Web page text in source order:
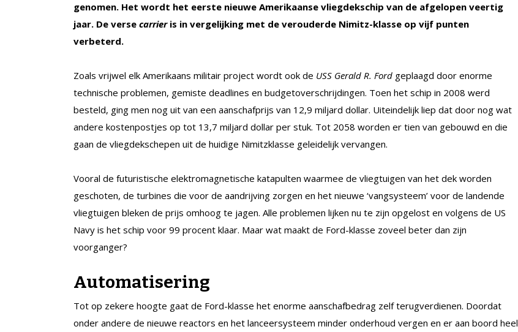
genomen. Het wordt het eerste nieuwe Amerikaanse vliegdekschip van de afgelopen veertig
jaar. De verse carrieris in vergelijking met de verouderde Nimitz-klasse op vijf punten
verbeterd.
Zoals vrijwel elk Amerikaans militair project wordt ook de USS Gerald R. Ford geplaagd door enorme
technische problemen, gemiste deadlines en budgetoverschrijdingen. Toen het schip in 2008 werd
besteld, ging men nog uit van een aanschafprijs van 12,9 miljard dollar. Uiteindelijk liep dat door nog wat
andere kostenpostjes op tot 13,7 miljard dollar per stuk. Tot 2058 worden er tien van gebouwd en die
gaan de vliegdekschepen uit de huidige Nimitzklasse geleidelijk vervangen.
Vooral de futuristische elektromagnetische katapulten waarmee de vliegtuigen van het dek worden
geschoten, de turbines die voor de aandrijving zorgen en het nieuwe ‘vangsysteem’ voor de landende
vliegtuigen bleken de prijs omhoog te jagen. Alle problemen lijken nu te zijn opgelost en volgens de US
Navy is het schip voor 99 procent klaar. Maar wat maakt de Ford-klasse zoveel beter dan zijn
voorganger?
Automatisering
Tot op zekere hoogte gaat de Ford-klasse het enorme aanschafbedrag zelf terugverdienen. Doordat
onder andere de nieuwe reactors en het lanceersysteem minder onderhoud vergen en er aan boord heel